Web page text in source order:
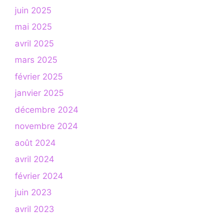
juin 2025
mai 2025
avril 2025
mars 2025
février 2025
janvier 2025
décembre 2024
novembre 2024
août 2024
avril 2024
février 2024
juin 2023
avril 2023